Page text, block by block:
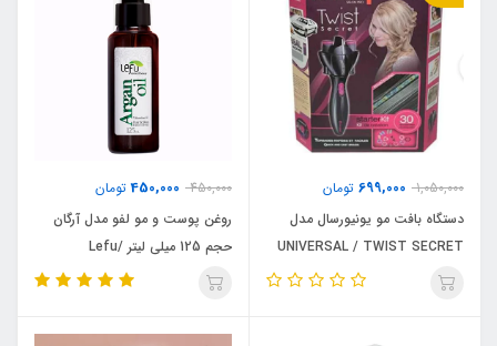
1,050,000
699,000 تومان
دستگاه بافت مو یونیورسال مدل
UNIVERSAL / TWIST SECRET
450,000
450,000تومان
روغن پوست و مو لفو مدل آرگان
حجم 125 میلی لیتر /Lefu